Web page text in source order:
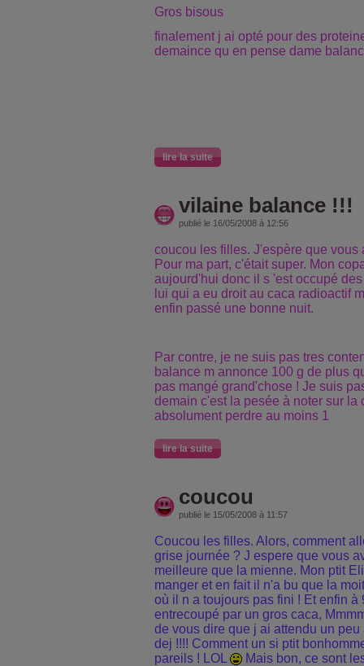
Gros bisous
finalement j ai opté pour des
demaince qu en pense dame
lire la suite
vilaine balance !!!
publié le 16/05/2008 à 12:56
coucou les filles. J'espère que vous
Pour ma part, c'était super. Mon
aujourd'hui donc il s 'est occupé
lui qui a eu droit au caca radioactif
enfin passé une bonne nuit.
Par contre, je ne suis pas tres
balance m annonce 100 g de plus
pas mangé grand'chose ! Je suis
demain c'est la pesée à noter sur la
absolument perdre au moins 1
lire la suite
coucou
publié le 15/05/2008 à 11:57
Coucou les filles. Alors, comment
grise journée ? J espere que vous
meilleure que la mienne. Mon ptit
manger et en fait il n'a bu que la
où il n a toujours pas fini ! Et enfin à
entrecoupé par un gros caca,
de vous dire que j ai attendu un
dej !!!! Comment un si ptit
pareils ! LOL
Mais bon, ce sont